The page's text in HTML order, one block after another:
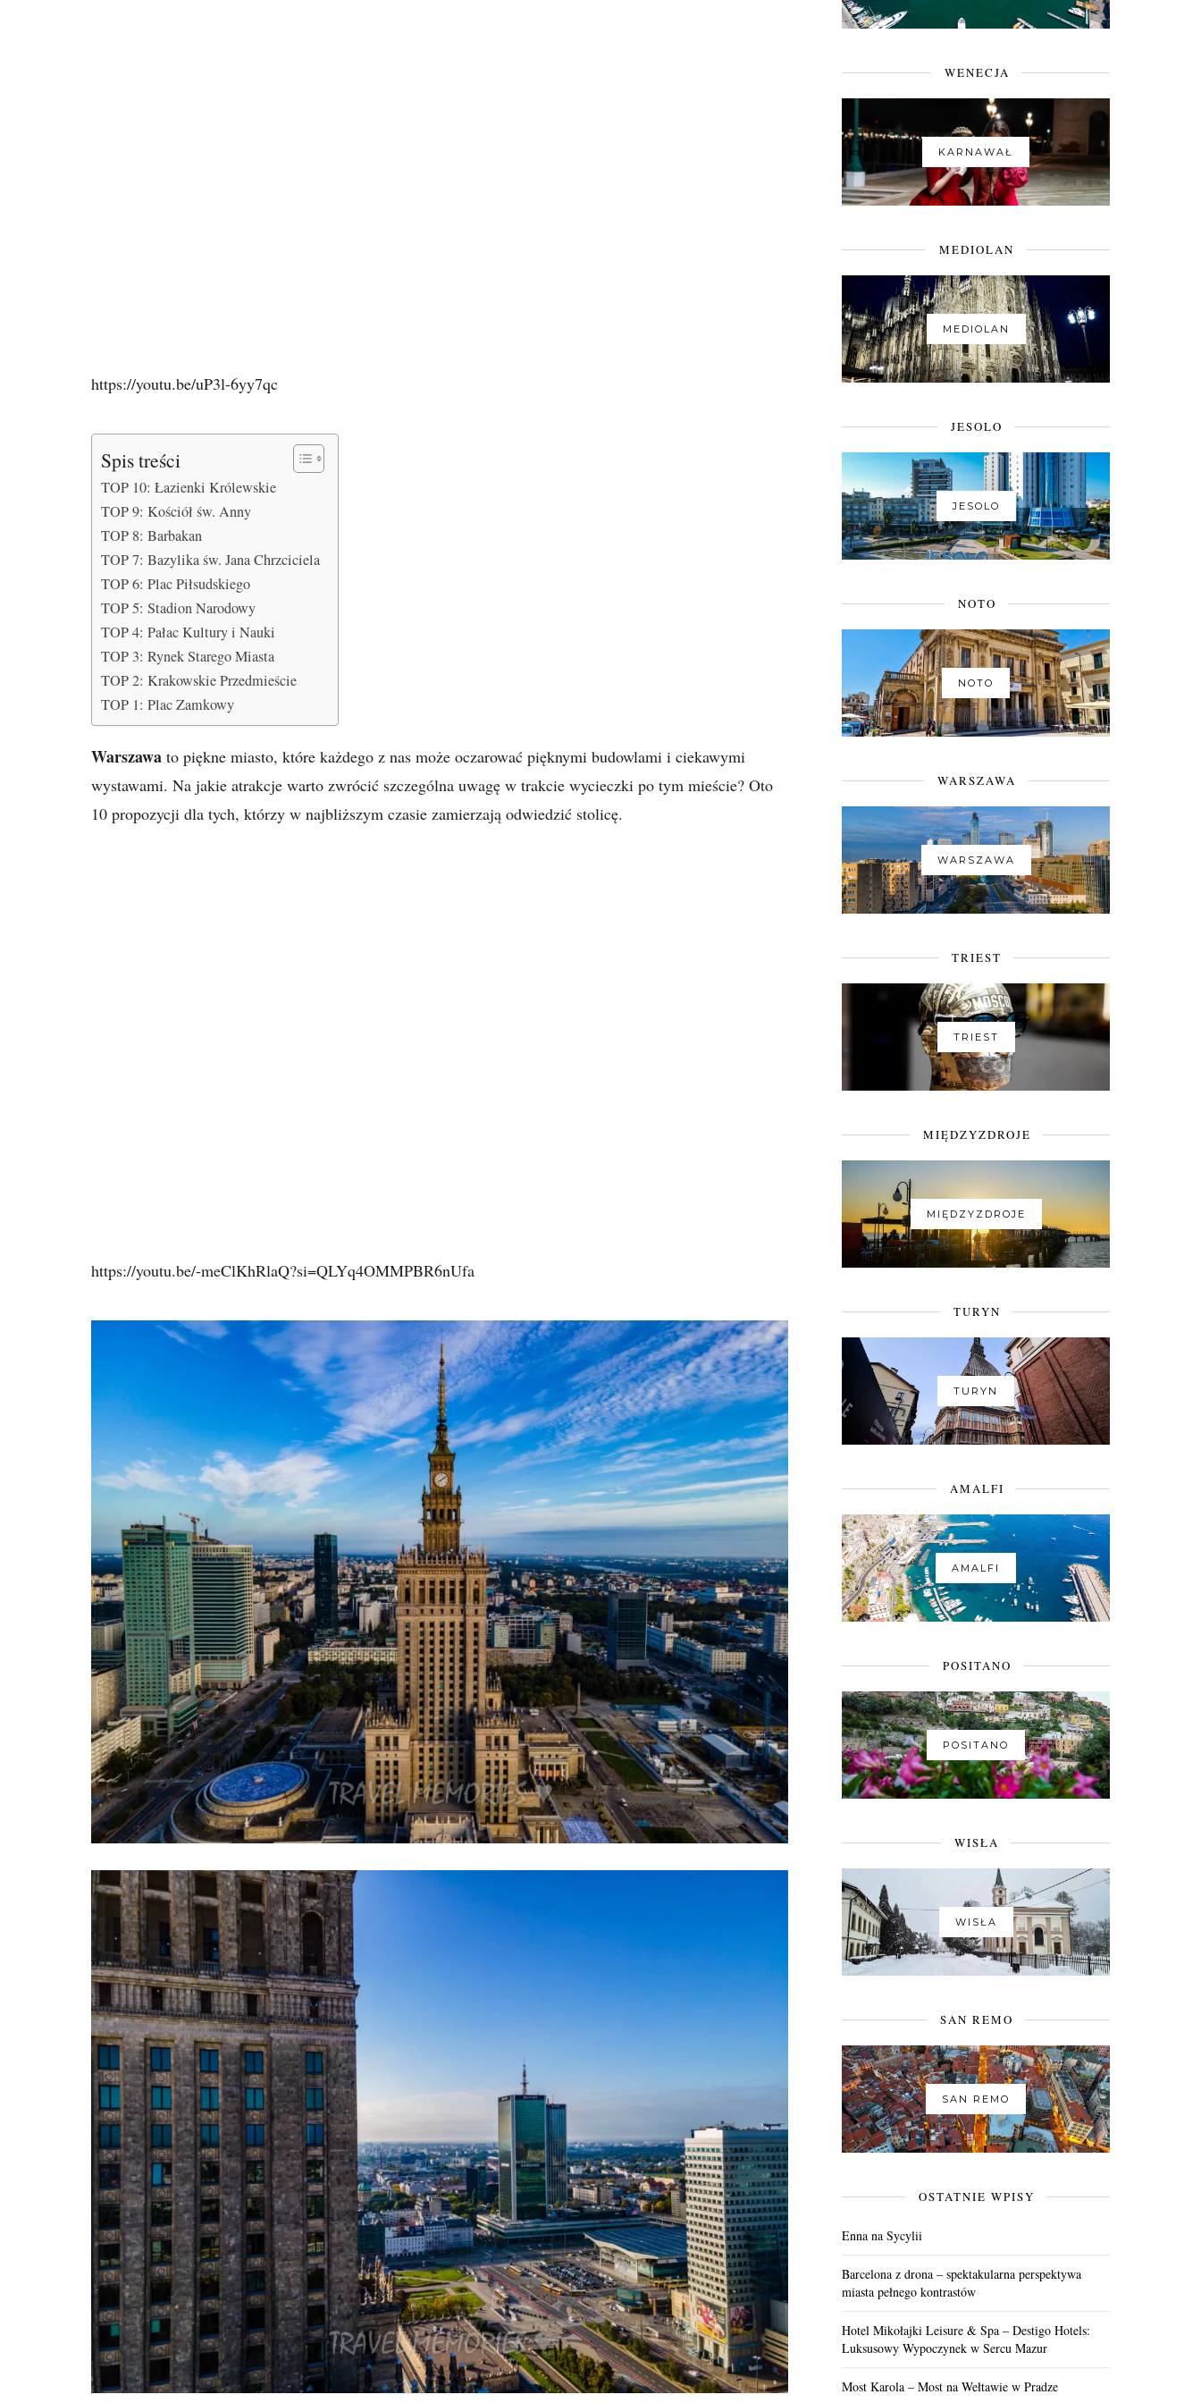
https://youtu.be/uP3l-6yy7qc
Spis treści
TOP 10: Łazienki Królewskie
TOP 9: Kościół św. Anny
TOP 8: Barbakan
TOP 7: Bazylika św. Jana Chrzciciela
TOP 6: Plac Piłsudskiego
TOP 5: Stadion Narodowy
TOP 4: Pałac Kultury i Nauki
TOP 3: Rynek Starego Miasta
TOP 2: Krakowskie Przedmieście
TOP 1: Plac Zamkowy
Warszawa to piękne miasto, które każdego z nas może oczarować pięknymi budowlami i ciekawymi
wystawami. Na jakie atrakcje warto zwrócić szczególna uwagę w trakcie wycieczki po tym mieście? Oto
10 propozycji dla tych, którzy w najbliższym czasie zamierzają odwiedzić stolicę.
https://youtu.be/-meClKhRlaQ?si=QLYq4OMMPBR6nUfa
WENECJA
KARNAWAŁ
MEDIOLAN
MEDIOLAN
JESOLO
JESOLO
NOTO
NOTO
WARSZAWA
WARSZAWA
TRIEST
TRIEST
MIĘDZYZDROJE
MIĘDZYZDROJE
TURYN
TURYN
AMALFI
AMALFI
POSITANO
POSITANO
WISŁA
WISŁA
SAN REMO
SAN REMO
OSTATNIE WPISY
Enna na Sycylii
Barcelona z drona – spektakularna perspektywa
miasta pełnego kontrastów
Hotel Mikołajki Leisure & Spa – Destigo Hotels:
Luksusowy Wypoczynek w Sercu Mazur
Most Karola – Most na Wełtawie w Pradze